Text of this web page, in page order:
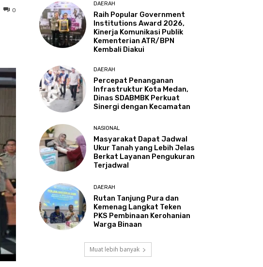
0
DAERAH
Raih Popular Government
Institutions Award 2026,
Kinerja Komunikasi Publik
Kementerian ATR/BPN
Kembali Diakui
DAERAH
Percepat Penanganan
Infrastruktur Kota Medan,
Dinas SDABMBK Perkuat
Sinergi dengan Kecamatan
NASIONAL
Masyarakat Dapat Jadwal
Ukur Tanah yang Lebih Jelas
Berkat Layanan Pengukuran
Terjadwal
DAERAH
Rutan Tanjung Pura dan
Kemenag Langkat Teken
PKS Pembinaan Kerohanian
Warga Binaan
Muat lebih banyak